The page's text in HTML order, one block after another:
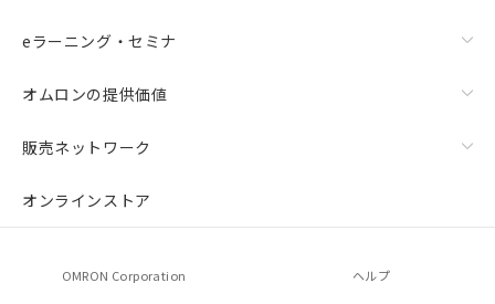
eラーニング・セミナ
オムロンの提供価値
販売ネットワーク
オンラインストア
OMRON Corporation ヘルプ